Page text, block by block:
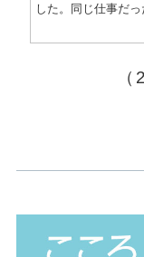
した。同じ仕事だ
（